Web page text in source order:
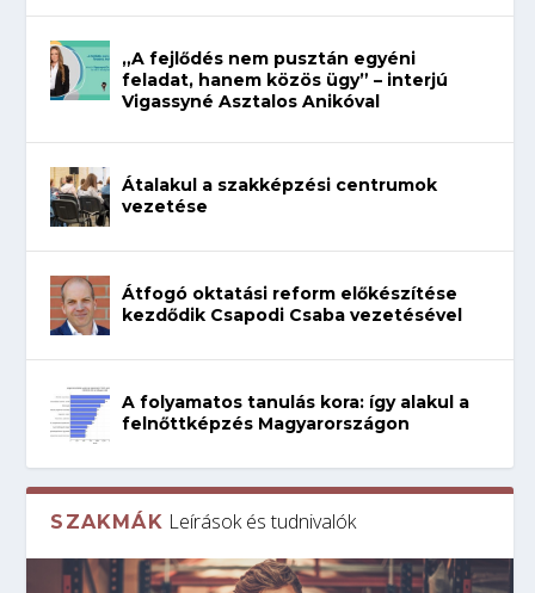
„A fejlődés nem pusztán egyéni
feladat, hanem közös ügy” – interjú
Vigassyné Asztalos Anikóval
Átalakul a szakképzési centrumok
vezetése
Átfogó oktatási reform előkészítése
kezdődik Csapodi Csaba vezetésével
A folyamatos tanulás kora: így alakul a
felnőttképzés Magyarországon
SZAKMÁK Leírások és tudnivalók